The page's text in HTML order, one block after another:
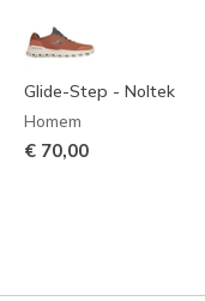
Glide-Step - Noltek
Homem
€ 70,00